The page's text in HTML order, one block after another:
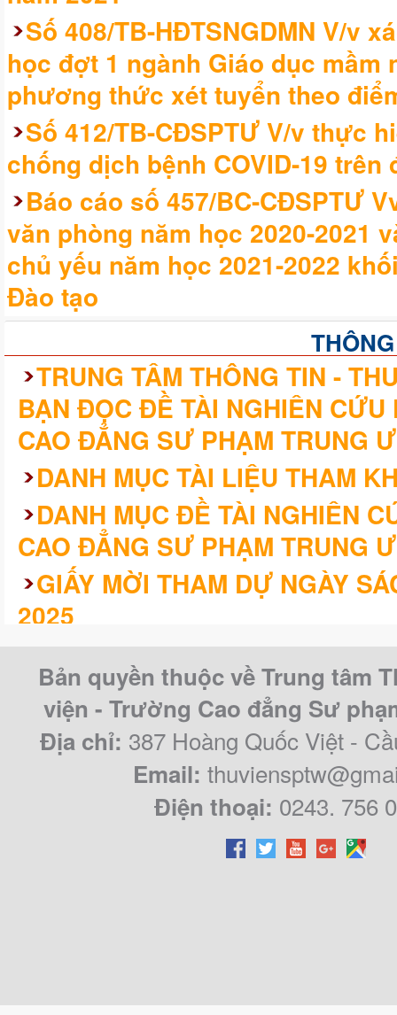
Số 408/TB-HĐTSNGDMN V/v
học đợt 1 ngành Giáo dục
phương thức xét tuyển theo
Số 412/TB-CĐSPTƯ V/v thực
chống dịch bệnh COVID-19
Báo cáo số 457/BC-CĐSPTƯ
văn phòng năm học 2020-2021
chủ yếu năm học 2021-2022
Đào tạo
TRUNG TÂM THÔNG TIN -
BẠN ĐỌC ĐỀ TÀI NGHIÊN
CAO ĐẲNG SƯ PHẠM TRUNG
DANH MỤC TÀI LIỆU THAM
DANH MỤC ĐỀ TÀI NGHIÊN
CAO ĐẲNG SƯ PHẠM TRUNG
GIẤY MỜI THAM DỰ NGÀY
2025
CAO ĐẲNG SƯ PHẠM TRUNG
QUY KHÓA 2021 – 2024
Bản quyền thuộc về Trung tâm
viện - Trường Cao đẳng Sư
Địa chỉ: 387 Hoàng Quốc Việt -
Email:
Điện thoại: 0243. 756